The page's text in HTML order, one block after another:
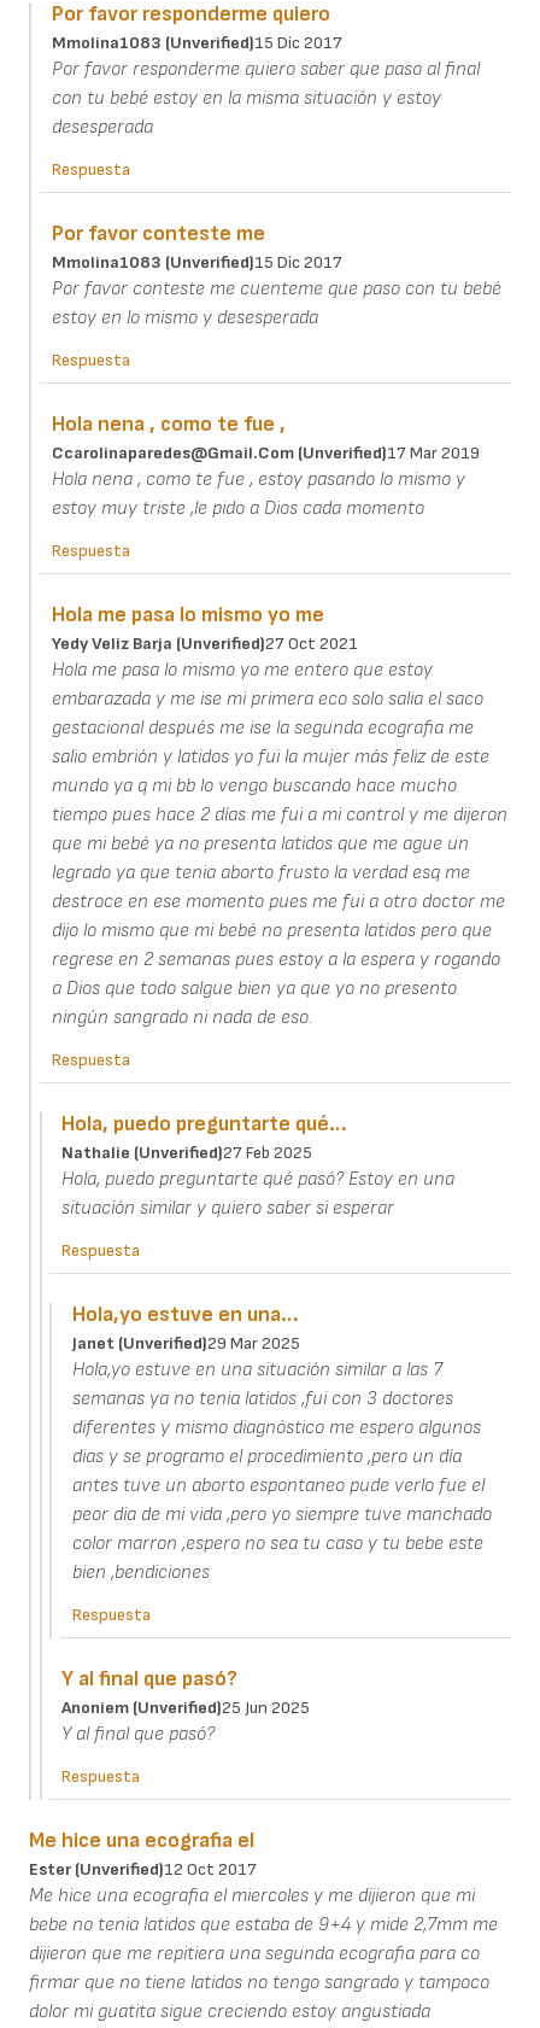
Por favor responderme quiero
Mmolina1083 (unverified)15 Dic 2017
Por favor responderme quiero saber que paso al final
con tu bebé estoy en la misma situación y estoy
desesperada
Respuesta
Por favor conteste me
Mmolina1083 (unverified)15 Dic 2017
Por favor conteste me cuenteme que paso con tu bebé
estoy en lo mismo y desesperada
Respuesta
Hola nena , como te fue ,
Ccarolinaparedes@gmail.com (unverified)17 Mar 2019
Hola nena , como te fue , estoy pasando lo mismo y
estoy muy triste ,le pido a Dios cada momento
Respuesta
Hola me pasa lo mismo yo me
Yedy Veliz Barja (unverified)27 Oct 2021
Hola me pasa lo mismo yo me entero que estoy
embarazada y me ise mi primera eco solo salia el saco
gestacional después me ise la segunda ecografia me
salio embrión y latidos yo fui la mujer más feliz de este
mundo ya q mi bb lo vengo buscando hace mucho
tiempo pues hace 2 días me fui a mi control y me dijeron
que mi bebé ya no presenta latidos que me ague un
legrado ya que tenia aborto frusto la verdad esq me
destroce en ese momento pues me fui a otro doctor me
dijo lo mismo que mi bebé no presenta latidos pero que
regrese en 2 semanas pues estoy a la espera y rogando
a Dios que todo salgue bien ya que yo no presento
ningún sangrado ni nada de eso.
Respuesta
Hola, puedo preguntarte qué…
Nathalie (unverified)27 Feb 2025
Hola, puedo preguntarte qué pasó? Estoy en una
situación similar y quiero saber si esperar
Respuesta
Hola,yo estuve en una…
Janet (unverified)29 Mar 2025
Hola,yo estuve en una situación similar a las 7
semanas ya no tenia latidos ,fui con 3 doctores
diferentes y mismo diagnóstico me espero algunos
dias y se programo el procedimiento ,pero un día
antes tuve un aborto espontaneo pude verlo fue el
peor dia de mi vida ,pero yo siempre tuve manchado
color marron ,espero no sea tu caso y tu bebe este
bien ,bendiciones
Respuesta
Y al final que pasó?
Anoniem (unverified)25 Jun 2025
Y al final que pasó?
Respuesta
Me hice una ecografia el
Ester (unverified)12 Oct 2017
Me hice una ecografia el miercoles y me dijieron que mi
bebe no tenia latidos que estaba de 9+4 y mide 2,7mm me
dijieron que me repitiera una segunda ecografia para co
firmar que no tiene latidos no tengo sangrado y tampoco
dolor mi guatita sigue creciendo estoy angustiada